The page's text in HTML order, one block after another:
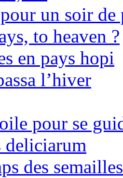
un soir de
to heaven ?
en pays hopi
l’hiver
pour se
deliciarum
des semailles